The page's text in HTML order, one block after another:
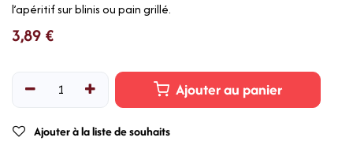
l’apéritif sur blinis ou pain grillé.
3,89 €
Ajouter au panier
Ajouter à la liste de souhaits